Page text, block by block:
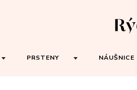
PRSTENY NÁUŠNICE